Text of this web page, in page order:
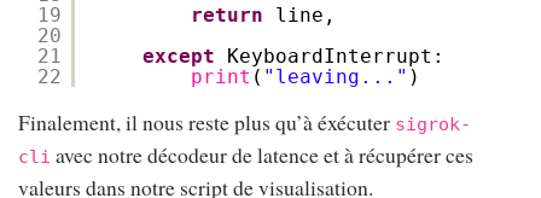
19
20
21
22
return
line,
except
KeyboardInterrupt:
print ( "leaving..." )
Finalement, il nous reste plus qu’à éxécuter sigrok-
cli avec notre décodeur de latence et à récupérer ces
valeurs dans notre script de visualisation.